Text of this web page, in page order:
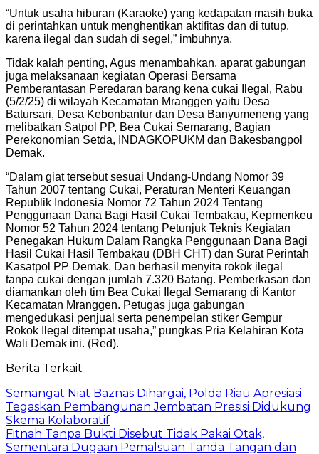
“Untuk usaha hiburan (Karaoke) yang kedapatan masih buka
di perintahkan untuk menghentikan aktifitas dan di tutup,
karena ilegal dan sudah di segel,” imbuhnya.
Tidak kalah penting, Agus menambahkan, aparat gabungan
juga melaksanaan kegiatan Operasi Bersama
Pemberantasan Peredaran barang kena cukai Ilegal, Rabu
(5/2/25) di wilayah Kecamatan Mranggen yaitu Desa
Batursari, Desa Kebonbantur dan Desa Banyumeneng yang
melibatkan Satpol PP, Bea Cukai Semarang, Bagian
Perekonomian Setda, INDAGKOPUKM dan Bakesbangpol
Demak.
“Dalam giat tersebut sesuai Undang-Undang Nomor 39
Tahun 2007 tentang Cukai, Peraturan Menteri Keuangan
Republik Indonesia Nomor 72 Tahun 2024 Tentang
Penggunaan Dana Bagi Hasil Cukai Tembakau, Kepmenkeu
Nomor 52 Tahun 2024 tentang Petunjuk Teknis Kegiatan
Penegakan Hukum Dalam Rangka Penggunaan Dana Bagi
Hasil Cukai Hasil Tembakau (DBH CHT) dan Surat Perintah
Kasatpol PP Demak. Dan berhasil menyita rokok ilegal
tanpa cukai dengan jumlah 7.320 Batang. Pemberkasan dan
diamankan oleh tim Bea Cukai Ilegal Semarang di Kantor
Kecamatan Mranggen. Petugas juga gabungan
mengedukasi penjual serta penempelan stiker Gempur
Rokok Ilegal ditempat usaha,” pungkas Pria Kelahiran Kota
Wali Demak ini. (Red).
Berita Terkait
Semangat Niat Baznas Dihargai, Polda Riau Apresiasi
Tegaskan Pembangunan Jembatan Presisi Didukung
Skema Kolaboratif
Fitnah Tanpa Bukti Disebut Tidak Pakai Otak,
Sementara Dugaan Pemalsuan Tanda Tangan dan